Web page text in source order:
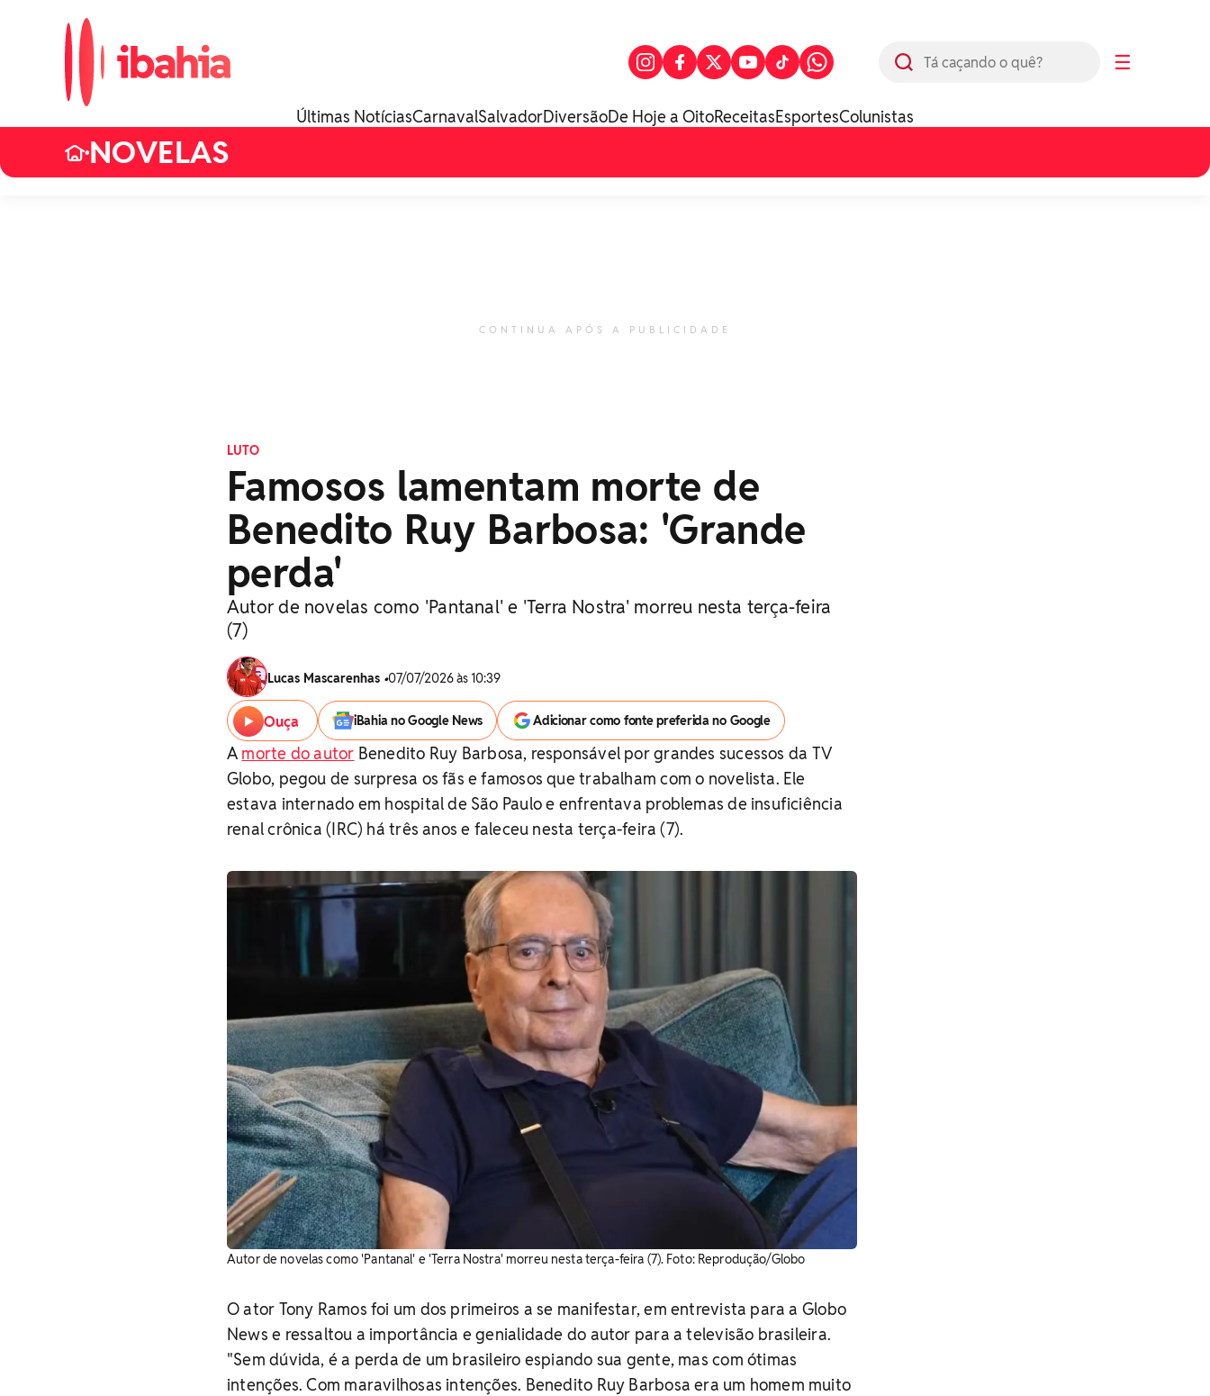
☰
Últimas NotíciasCarnavalSalvadorDiversãoDe Hoje a OitoReceitasEsportesColunistas
•NOVELAS
CONTINUA APÓS A PUBLICIDADE
LUTO
Famosos lamentam morte de
Benedito Ruy Barbosa: 'Grande
perda'
Autor de novelas como 'Pantanal' e 'Terra Nostra' morreu nesta terça-feira
(7)
Lucas Mascarenhas •07/07/2026 às 10:39
Ouça iBahia no Google News Adicionar como fonte preferida no Google
A morte do autor Benedito Ruy Barbosa, responsável por grandes sucessos da TV
Globo, pegou de surpresa os fãs e famosos que trabalham com o novelista. Ele
estava internado em hospital de São Paulo e enfrentava problemas de insuficiência
renal crônica (IRC) há três anos e faleceu nesta terça-feira (7).
Autor de novelas como 'Pantanal' e 'Terra Nostra' morreu nesta terça-feira (7). Foto: Reprodução/Globo
O ator Tony Ramos foi um dos primeiros a se manifestar, em entrevista para a Globo
News e ressaltou a importância e genialidade do autor para a televisão brasileira.
"Sem dúvida, é a perda de um brasileiro espiando sua gente, mas com ótimas
intenções. Com maravilhosas intenções. Benedito Ruy Barbosa era um homem muito